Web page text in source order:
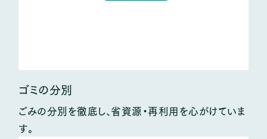
ゴミの分別
ごみの分別を徹底し、省資源・再利用を心がけていま
す。